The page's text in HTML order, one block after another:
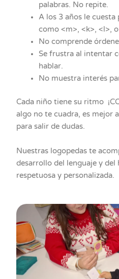
palabras. No repite.
A los 3 años le
como <m>, <k>, <l>,
No comprende
Se frustra al intentar
hablar.
No muestra interés
Cada niño tiene su ritmo
algo no te cuadra, es mejor
para salir de dudas.
Nuestras logopedas te
desarrollo del lenguaje y del
respetuosa y personalizada.